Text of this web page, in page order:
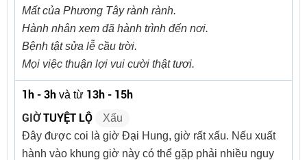
Mất của Phương Tây rành rành.
Hành nhân xem đã hành trình đến nơi.
Bệnh tật sửa lễ cầu trời.
Mọi việc thuận lợi vui cười thật tươi.
1h - 3h và từ 13h - 15h
GIỜTUYỆT LỘ
Xấu
Đây được coi là giờ Đại Hung, giờ rất xấu. Nếu xuất
hành vào khung giờ này có thể gặp phải nhiều nguy